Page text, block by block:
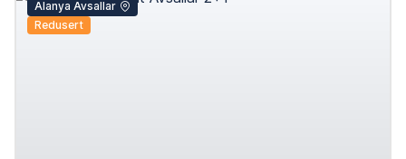
Alanya Avsallar
Redusert